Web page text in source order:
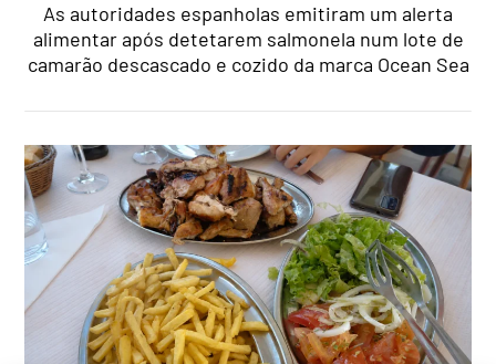
As autoridades espanholas emitiram um alerta
alimentar após detetarem salmonela num lote de
camarão descascado e cozido da marca Ocean Sea